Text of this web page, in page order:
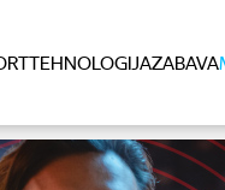
TEHNOLOGIJAZABAVA